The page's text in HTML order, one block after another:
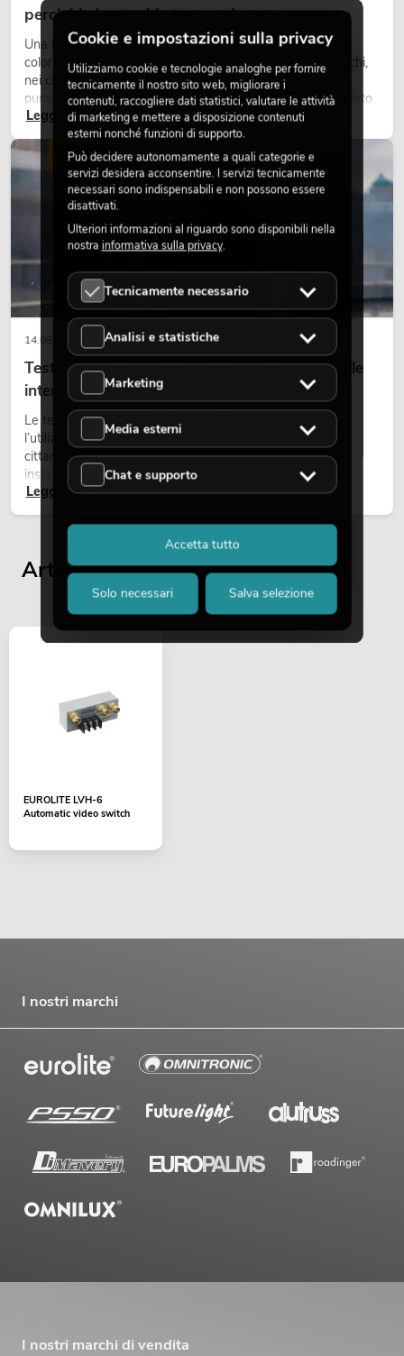
perché la luce calda torna ad avere successo
Una luce molto calda, superfici luminose visibili e accenti
colorati caratterizzano molti lighting design attuali su palchi,
nei club e negli eventi. La luce rétro non è un effetto
puramente nostalgico, ma uno strumento di design utilizzato
in modo consapevole: crea atmosfera, dona carattere alle
scene e può rendere più emozionali i setup LED tecnici.
Leggi ora
14.05.2026
Teste mobili outdoor: teste mobili resistenti alle
intemperie per eventi
Le teste mobili outdoor sono proiettori motorizzati per
l’utilizzo all’aperto. Vengono impiegate in festival, feste
cittadine, concerti open-air, allestimenti architetturali e
installazioni temporanee all’esterno.
Leggi ora
LUCE
Articoli visualizzati per ultimi
EUROLITE LVH-6
Automatic video switch
I nostri marchi
I nostri marchi di vendita
Cookie e impostazioni sulla privacy
Utilizziamo cookie e tecnologie analoghe per fornire
tecnicamente il nostro sito web, migliorare i
contenuti, raccogliere dati statistici, valutare le attività
di marketing e mettere a disposizione contenuti
esterni nonché funzioni di supporto.
Può decidere autonomamente a quali categorie e
servizi desidera acconsentire. I servizi tecnicamente
necessari sono indispensabili e non possono essere
disattivati.
Ulteriori informazioni al riguardo sono disponibili nella
nostra informativa sulla privacy.
Tecnicamente necessario
Analisi e statistiche
Marketing
Media esterni
Chat e supporto
Solo necessari Salva selezione
Accetta tutto